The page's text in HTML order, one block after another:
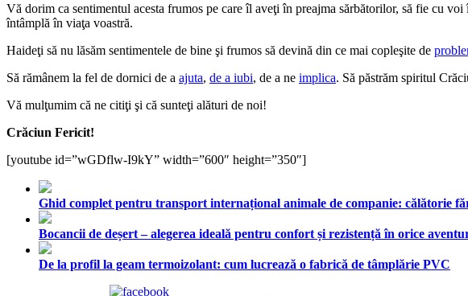
Vă dorim ca sentimentul acesta frumos pe care îl aveţi în preajma sărbătorilor, să fie cu
întâmplă în viaţa voastră.
Haideţi să nu lăsăm sentimentele de bine şi frumos să devină din ce mai copleşite de
Să rămânem la fel de dornici de a ajuta, de a iubi, de a ne implica. Să păstrăm spiritul
Vă mulţumim că ne citiţi şi că sunteţi alături de noi!
Crăciun Fericit!
[youtube id=”wGDflw-I9kY” width=”600″ height=”350″]
Ghid complet pentru transport internațional animale de companie: călătorie
Bocancii de deșert – alegerea ideală pentru confort și rezistență în orice
De la profil la geam termoizolant: cum lucrează o fabrică de tâmplărie PVC